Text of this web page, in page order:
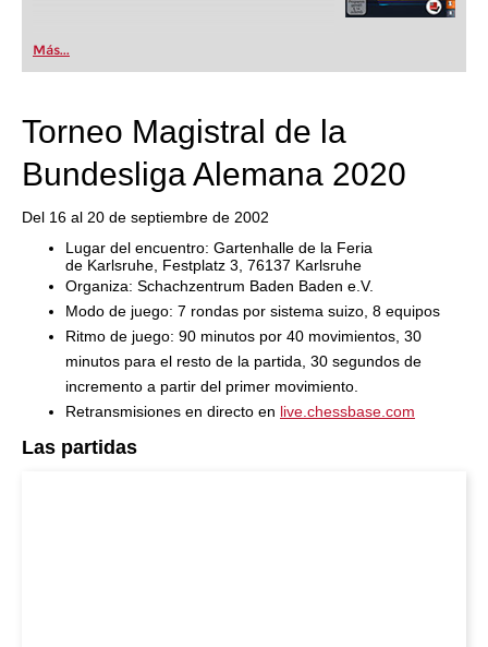
Más...
Torneo Magistral de la
Bundesliga Alemana 2020
Del 16 al 20 de septiembre de 2002
Lugar del encuentro: Gartenhalle de la Feria
de Karlsruhe, Festplatz 3, 76137 Karlsruhe
Organiza: Schachzentrum Baden Baden e.V.
Modo de juego: 7 rondas por sistema suizo, 8 equipos
Ritmo de juego: 90 minutos por 40 movimientos, 30
minutos para el resto de la partida, 30 segundos de
incremento a partir del primer movimiento.
Retransmisiones en directo en live.chessbase.com
Las partidas